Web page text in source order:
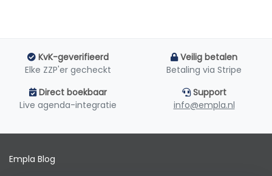
KvK-geverifieerd
Elke ZZP'er gecheckt
Veilig betalen
Betaling via Stripe
Direct boekbaar
Live agenda-integratie
Support
info@empla.nl
Empla Blog